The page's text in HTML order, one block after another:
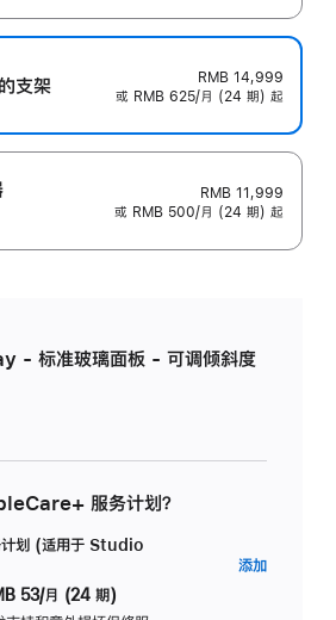
支‍架
RMB 14,999
或 RMB 625/月 (24 期) 起
RMB 11,999
或 RMB 500/月 (24 期) 起
标准玻璃面板 - 可调倾斜度
服务计划？
划 (适用于 Studio
53/月 (24 期)
添加